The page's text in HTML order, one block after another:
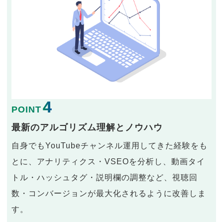
POINT 4
最新のアルゴリズム理解とノウハウ
自身でもYouTubeチャンネル運用してきた経験をも
とに、アナリティクス・VSEOを分析し、動画タイ
トル・ハッシュタグ・説明欄の調整など、視聴回
数・コンバージョンが最大化されるように改善しま
す。